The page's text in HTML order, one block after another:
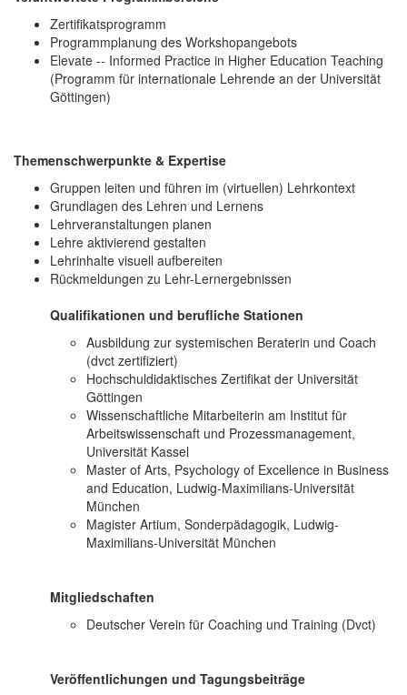
Zertifikatsprogramm
Programmplanung des Workshopangebots
Elevate -- Informed Practice in Higher Education Teaching
(Programm für internationale Lehrende an der Universität
Göttingen)
Themenschwerpunkte & Expertise
Gruppen leiten und führen im (virtuellen) Lehrkontext
Grundlagen des Lehren und Lernens
Lehrveranstaltungen planen
Lehre aktivierend gestalten
Lehrinhalte visuell aufbereiten
Rückmeldungen zu Lehr-Lernergebnissen
Qualifikationen und berufliche Stationen
Ausbildung zur systemischen Beraterin und Coach
(dvct zertifiziert)
Hochschuldidaktisches Zertifikat der Universität
Göttingen
Wissenschaftliche Mitarbeiterin am Institut für
Arbeitswissenschaft und Prozessmanagement,
Universität Kassel
Master of Arts, Psychology of Excellence in Business
and Education, Ludwig-Maximilians-Universität
München
Magister Artium, Sonderpädagogik, Ludwig-
Maximilians-Universität München
Mitgliedschaften
Deutscher Verein für Coaching und Training (Dvct)
Veröffentlichungen und Tagungsbeiträge